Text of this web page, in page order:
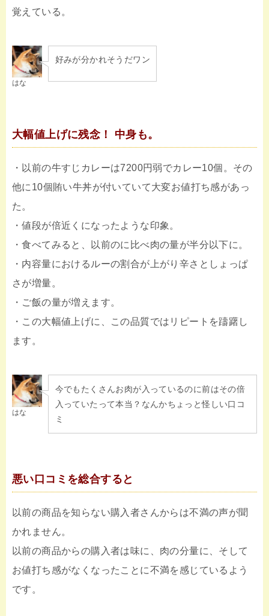
覚えている。
はな
好みが分かれそうだワン
大幅値上げに残念！ 中身も。
・以前の牛すじカレーは7200円弱でカレー10個。その
他に10個賄い牛丼が付いていて大変お値打ち感があっ
た。
・値段が倍近くになったような印象。
・食べてみると、以前のに比べ肉の量が半分以下に。
・内容量におけるルーの割合が上がり辛さとしょっぱ
さが増量。
・ご飯の量が増えます。
・この大幅値上げに、この品質ではリピートを躊躇し
ます。
はな
今でもたくさんお肉が入っているのに前はその倍
入っていたって本当？なんかちょっと怪しい口コ
ミ
悪い口コミを総合すると
以前の商品を知らない購入者さんからは不満の声が聞
かれません。
以前の商品からの購入者は味に、肉の分量に、そして
お値打ち感がなくなったことに不満を感じているよう
です。